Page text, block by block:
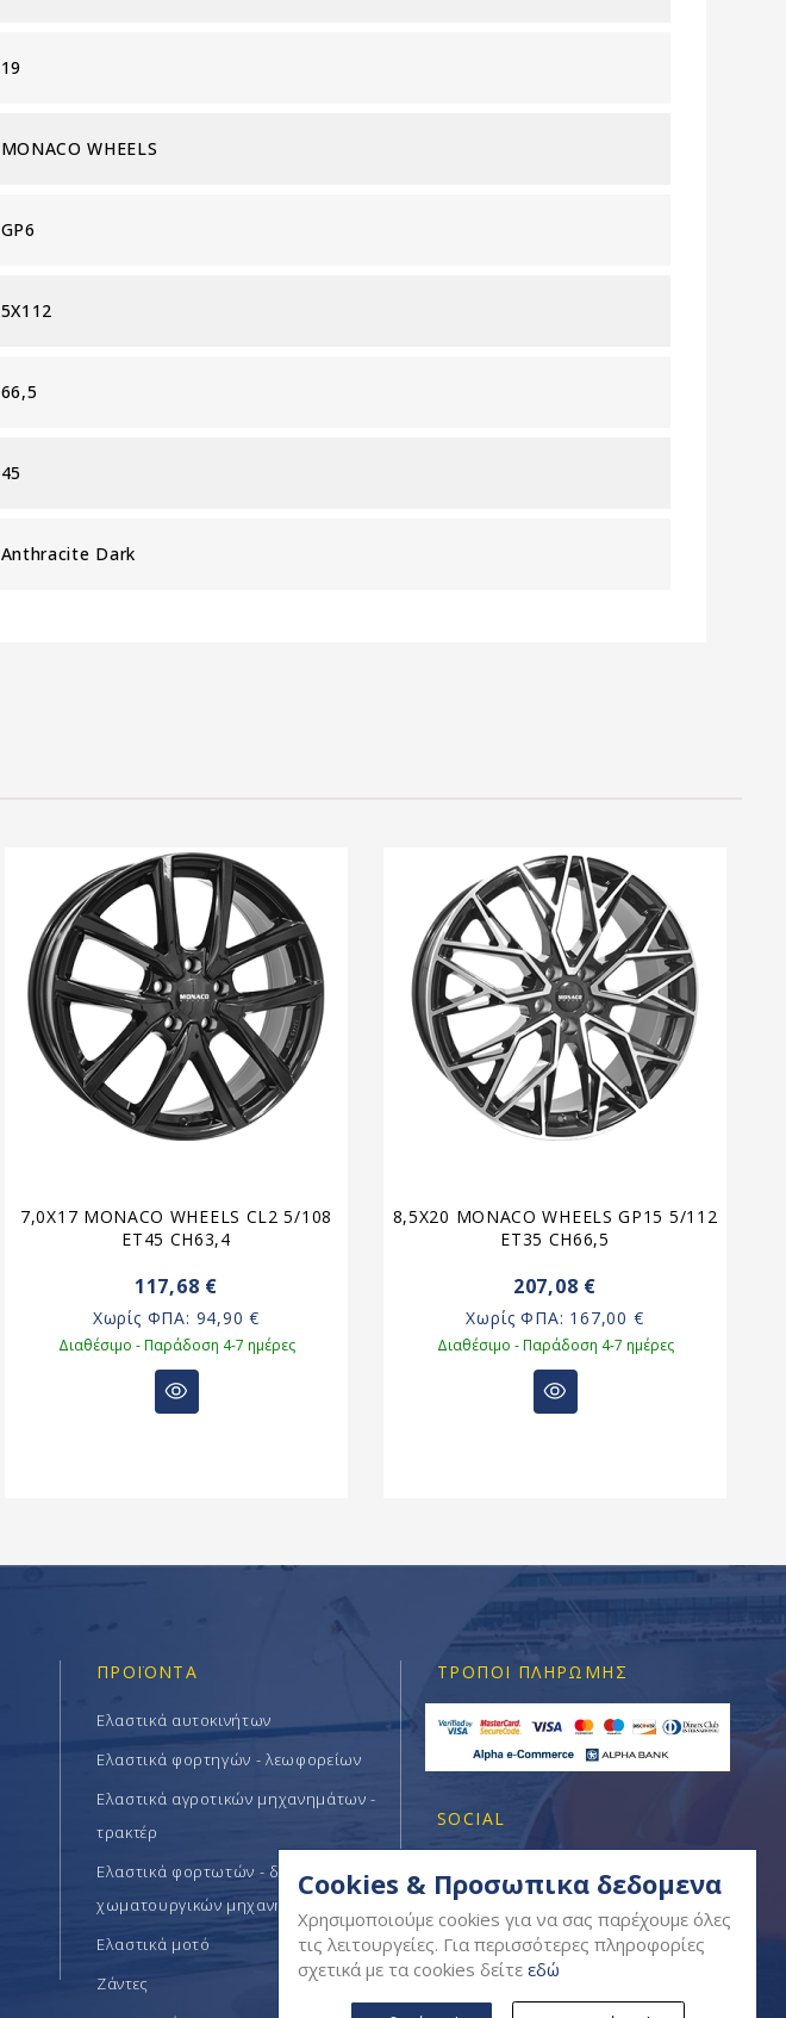
19
MONACO WHEELS
GP6
5X112
66,5
45
Anthracite Dark
7,0X17 MONACO WHEELS CL2 5/108
ET45 CH63,4
117,68 €
Χωρίς ΦΠΑ: 94,90 €
Διαθέσιμο - Παράδοση 4-7 ημέρες
8,5X20 MONACO WHEELS GP15 5/112
ET35 CH66,5
207,08 €
Χωρίς ΦΠΑ: 167,00 €
Διαθέσιμο - Παράδοση 4-7 ημέρες
ΠΡΟΪΟΝΤΑ
Ελαστικά αυτοκινήτων
Ελαστικά φορτηγών - λεωφορείων
Ελαστικά αγροτικών μηχανημάτων -
τρακτέρ
Ελαστικά φορτωτών - δομικών -
χωματουργικών μηχανημάτων
Ελαστικά μοτό
Ζάντες
ΤΡΌΠΟΙ ΠΛΗΡΩΜΉΣ
SOCIAL
Cookies & Προσωπικα δεδομενα
Χρησιμοποιούμε cookies για να σας παρέχουμε όλες
τις λειτουργείες. Για περισσότερες πληροφορίες
σχετικά με τα cookies δείτε εδώ